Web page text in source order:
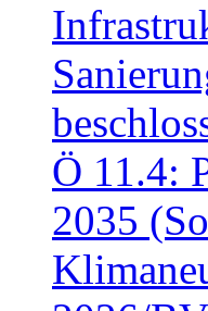
Ö 11.4:
2035